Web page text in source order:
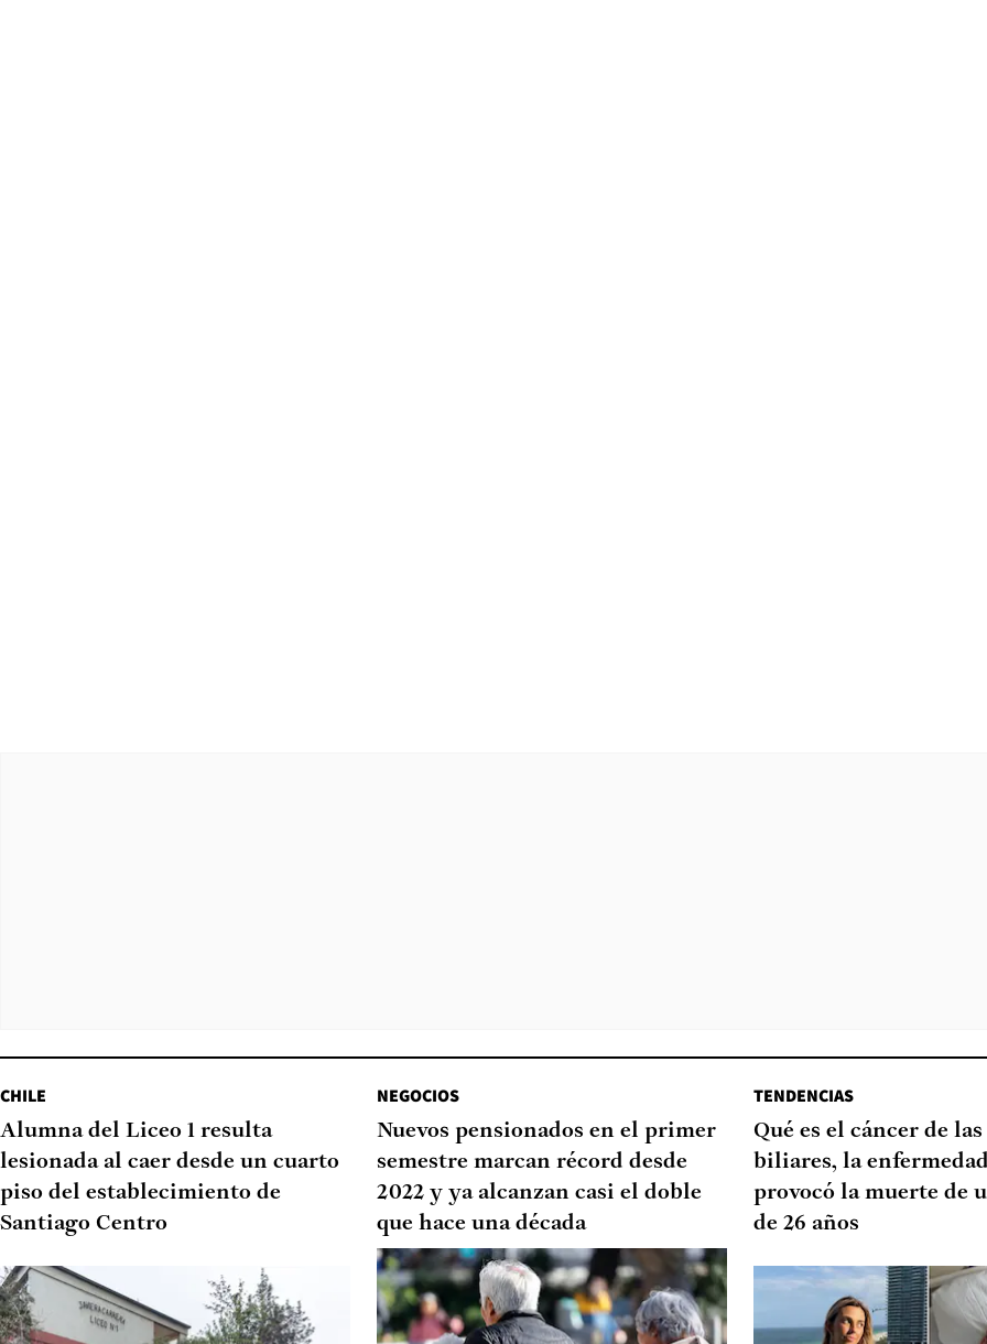
CHILE
Alumna del Liceo 1 resulta
lesionada al caer desde un cuarto
piso del establecimiento de
Santiago Centro
NEGOCIOS
Nuevos pensionados en el primer
semestre marcan récord desde
2022 y ya alcanzan casi el doble
que hace una década
TENDENCIAS
Qué es el cáncer de
biliares, la
provocó la muerte de
de 26 años